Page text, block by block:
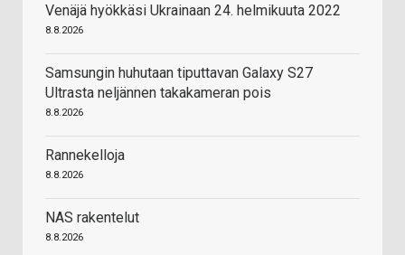
Venäjä hyökkäsi Ukrainaan 24. helmikuuta 2022
8.8.2026
Samsungin huhutaan tiputtavan Galaxy S27
Ultrasta neljännen takakameran pois
8.8.2026
Rannekelloja
8.8.2026
NAS rakentelut
8.8.2026